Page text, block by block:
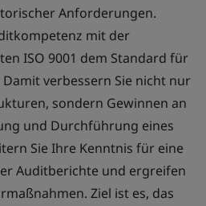
Anforderungen.
mit der
ISO 9001 dem Standard für
verbessern Sie nicht nur
sondern Gewinnen an
und Durchführung eines
Sie Ihre Kenntnis für eine
Auditberichte und ergreifen
Ziel ist es, das